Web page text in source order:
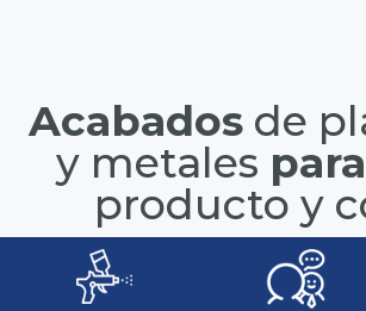
Acabados de
y metales
producto y